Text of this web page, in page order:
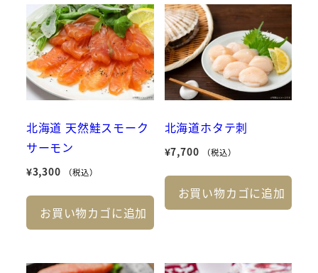
北海道 天然鮭スモーク
サーモン
¥3,300 （税込）
お買い物カゴに追加
北海道ホタテ刺
¥7,700 （税込）
お買い物カゴに追加